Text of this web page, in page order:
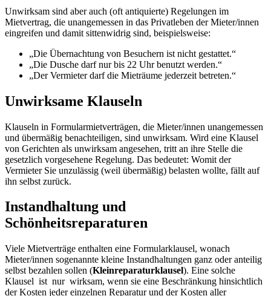
Unwirksam sind aber auch (oft antiquierte) Regelungen im
Mietvertrag, die unangemessen in das Privatleben der Mieter/innen
eingreifen und damit sittenwidrig sind, beispielsweise:
„Die Übernachtung von Besuchern ist nicht gestattet.“
„Die Dusche darf nur bis 22 Uhr benutzt werden.“
„Der Vermieter darf die Mieträume jederzeit betreten.“
Unwirksame Klauseln
Klauseln in Formularmietverträgen, die Mieter/innen unangemessen
und übermäßig benachteiligen, sind unwirksam. Wird eine Klausel
von Gerichten als unwirksam angesehen, tritt an ihre Stelle die
gesetzlich vorgesehene Regelung. Das bedeutet: Womit der
Vermieter Sie unzulässig (weil übermäßig) belasten wollte, fällt auf
ihn selbst zurück.
Instandhaltung und
Schönheitsreparaturen
Viele Mietverträge enthalten eine Formularklausel, wonach
Mieter/innen sogenannte kleine Instandhaltungen ganz oder anteilig
selbst bezahlen sollen (Kleinreparaturklausel). Eine solche
Klausel ist nur wirksam, wenn sie eine Beschränkung hinsichtlich
der Kosten jeder einzelnen Reparatur und der Kosten aller